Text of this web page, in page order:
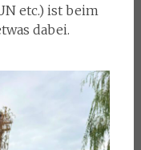
etc.) ist beim
dabei.